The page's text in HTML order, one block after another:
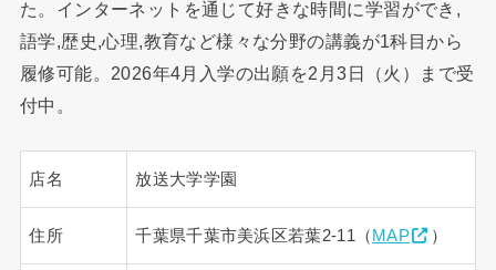
た。インターネットを通じて好きな時間に学習ができ,
語学,歴史,心理,教育など様々な分野の講義が1科目から
履修可能。2026年4月入学の出願を2月3日（火）まで受
付中。
店名 放送大学学園
住所 千葉県千葉市美浜区若葉2-11（ MAP ）